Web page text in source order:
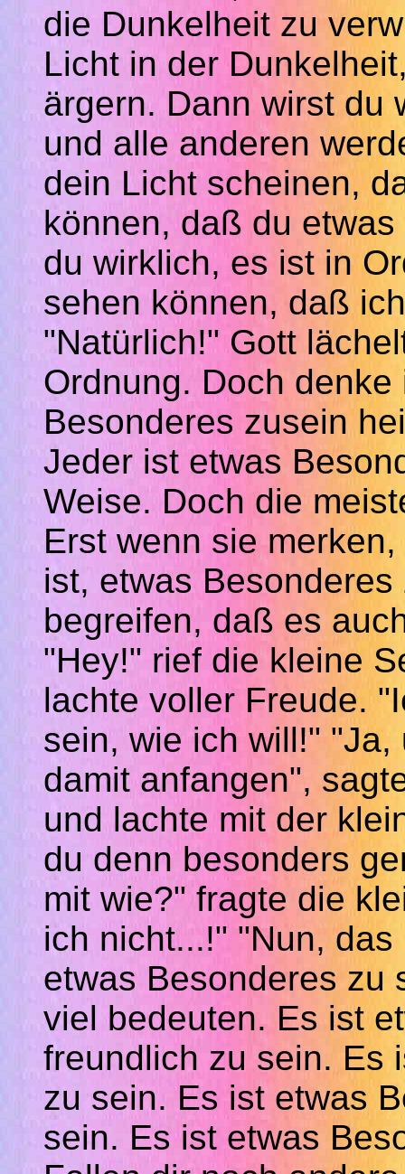
die Dunkelheit zu
Licht in der
ärgern. Dann wirst du
und alle anderen
dein Licht scheinen,
können, daß du etwas
du wirklich, es ist in
sehen können, daß
"Natürlich!" Gott
Ordnung. Doch
Besonderes zusein
Jeder ist etwas
Weise. Doch die
Erst wenn sie merken,
ist, etwas
begreifen, daß es
"Hey!" rief die kleine
lachte voller Freude.
sein, wie ich will!"
damit anfangen",
und lachte mit der
du denn besonders
mit wie?" fragte die
ich nicht...!" "Nun,
etwas Besonderes zu
viel bedeuten. Es ist
freundlich zu sein. Es
zu sein. Es ist etwas
sein. Es ist etwas